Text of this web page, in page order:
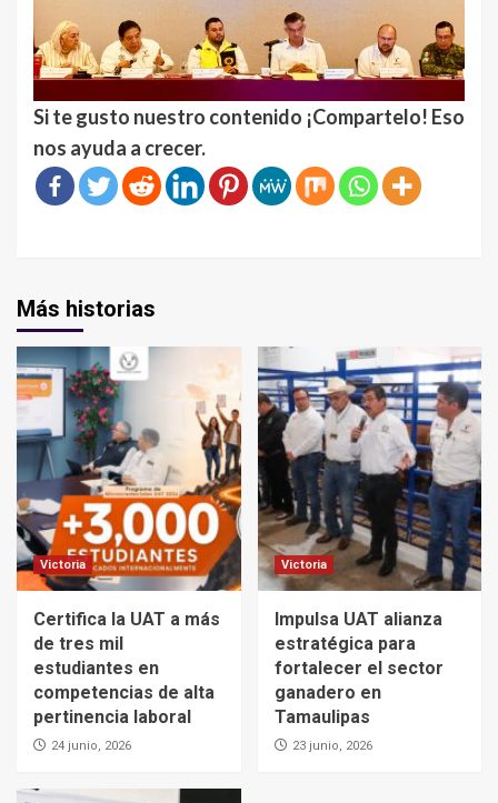
Si te gusto nuestro contenido ¡Compartelo! Eso
nos ayuda a crecer.
Más historias
Victoria
Certifica la UAT a más
de tres mil
estudiantes en
competencias de alta
pertinencia laboral
24 junio, 2026
Victoria
Impulsa UAT alianza
estratégica para
fortalecer el sector
ganadero en
Tamaulipas
23 junio, 2026